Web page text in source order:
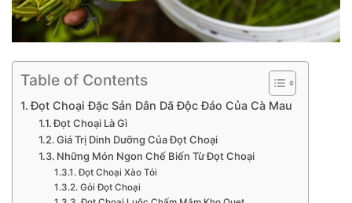
Table of Contents
Đọt Choại Đặc Sản Dân Dã Độc Đáo Của Cà Mau
Đọt Choại Là Gì
Giá Trị Dinh Dưỡng Của Đọt Choại
Những Món Ngon Chế Biến Từ Đọt Choại
Đọt Choại Xào Tỏi
Gỏi Đọt Choại